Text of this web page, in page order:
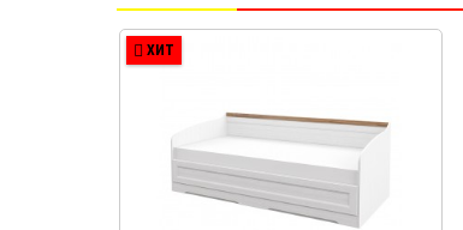
ХИТ